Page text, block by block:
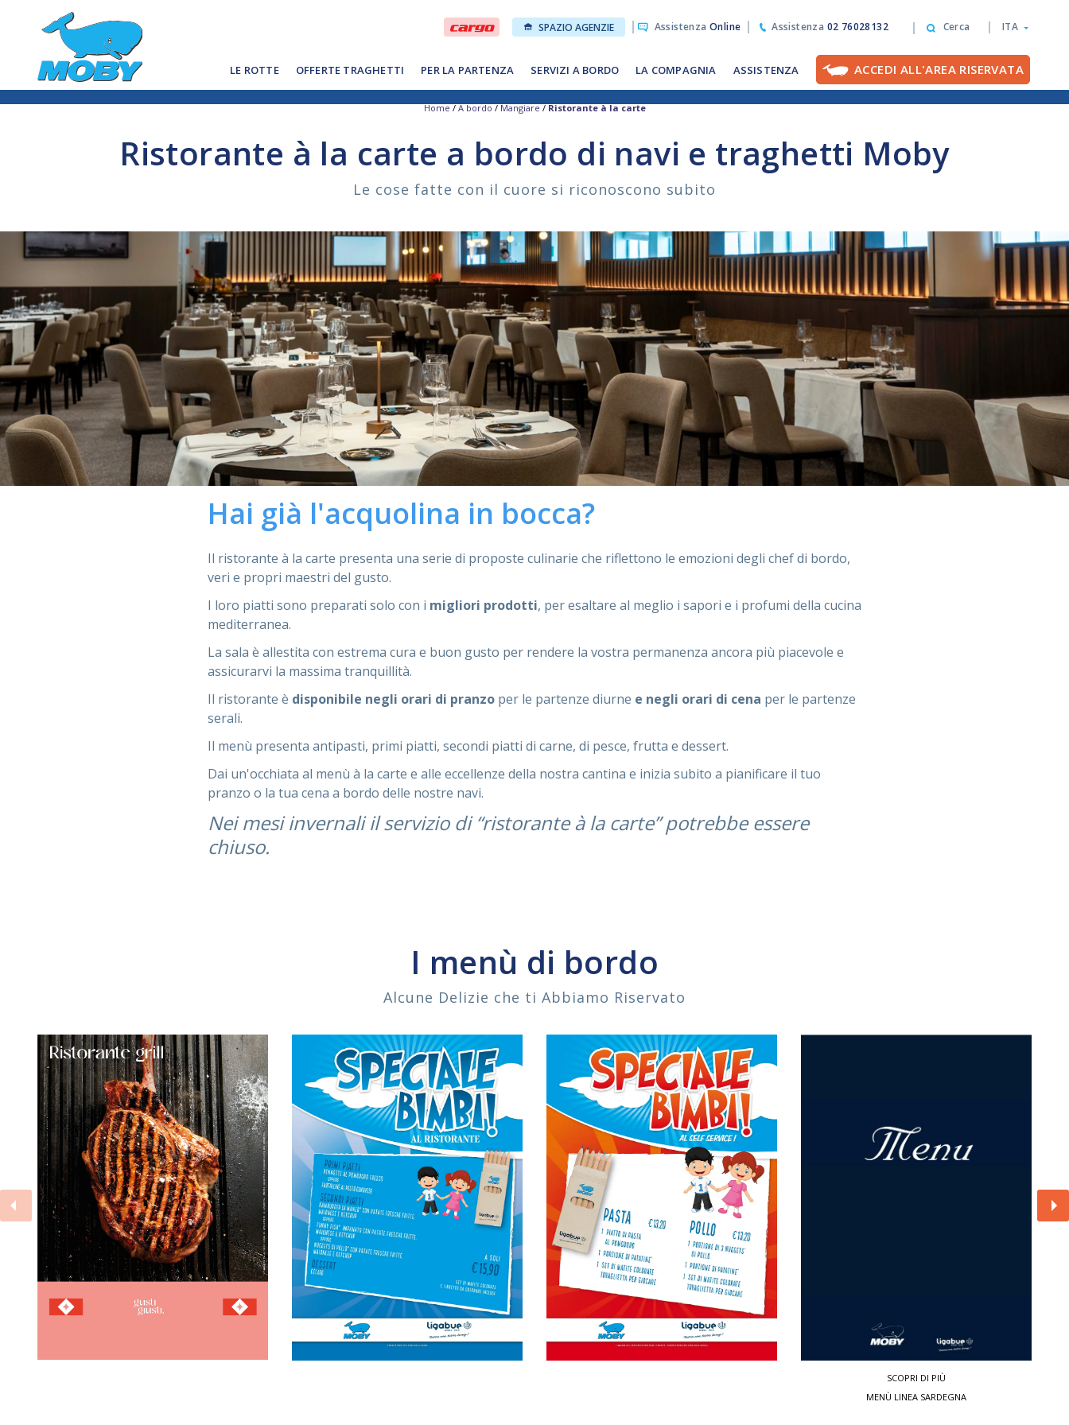
Cerca ITA
LE ROTTE OFFERTE TRAGHETTI PER LA PARTENZA SERVIZI A BORDO LA COMPAGNIA ASSISTENZA ACCEDI ALL'AREA RISERVATA
SPAZIO AGENZIE Assistenza Online Assistenza 02 76028132
Home/A bordo/Mangiare/Ristorante à la carte
Ristorante à la carte a bordo di navi e traghetti Moby
Le cose fatte con il cuore si riconoscono subito
Hai già l'acquolina in bocca?
Il ristorante à la carte presenta una serie di proposte culinarie che riflettono le emozioni degli chef di bordo,
veri e propri maestri del gusto.
I loro piatti sono preparati solo con i migliori prodotti, per esaltare al meglio i sapori e i profumi della cucina
mediterranea.
La sala è allestita con estrema cura e buon gusto per rendere la vostra permanenza ancora più piacevole e
assicurarvi la massima tranquillità.
Il ristorante è disponibile negli orari di pranzoper le partenze diurne e negli orari di cena per le partenze
serali.
Il menù presenta antipasti, primi piatti, secondi piatti di carne, di pesce, frutta e dessert.
Dai un'occhiata al menù à la carte e alle eccellenze della nostra cantina e inizia subito a pianificare il tuo
pranzo o la tua cena a bordo delle nostre navi.
Nei mesi invernali il servizio di “ristorante à la carte” potrebbe essere
chiuso.
I menù di bordo
Alcune Delizie che ti Abbiamo Riservato
SCOPRI DI PIÙ
MENÙ LINEA SARDEGNA